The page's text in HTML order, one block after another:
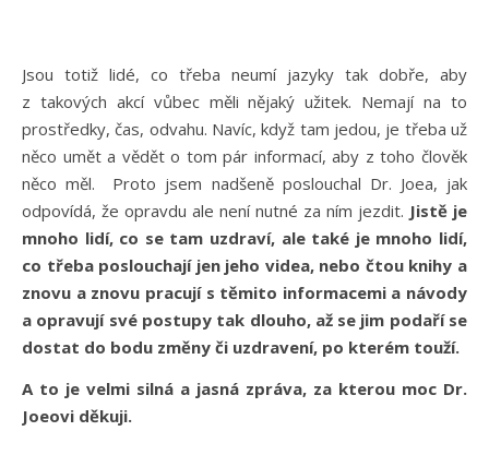
Jsou totiž lidé, co třeba neumí jazyky tak dobře, aby
z takových akcí vůbec měli nějaký užitek. Nemají na to
prostředky, čas, odvahu. Navíc, když tam jedou, je třeba už
něco umět a vědět o tom pár informací, aby z toho člověk
něco měl. Proto jsem nadšeně poslouchal Dr. Joea, jak
odpovídá, že opravdu ale není nutné za ním jezdit. Jistě je
mnoho lidí, co se tam uzdraví, ale také je mnoho lidí,
co třeba poslouchají jen jeho videa, nebo čtou knihy a
znovu a znovu pracují s těmito informacemi a návody
a opravují své postupy tak dlouho, až se jim podaří se
dostat do bodu změny či uzdravení, po kterém touží.
A to je velmi silná a jasná zpráva, za kterou moc Dr.
Joeovi děkuji.